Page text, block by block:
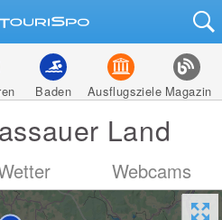
Baden Ausflugsziele Magazin
Land
Webcams